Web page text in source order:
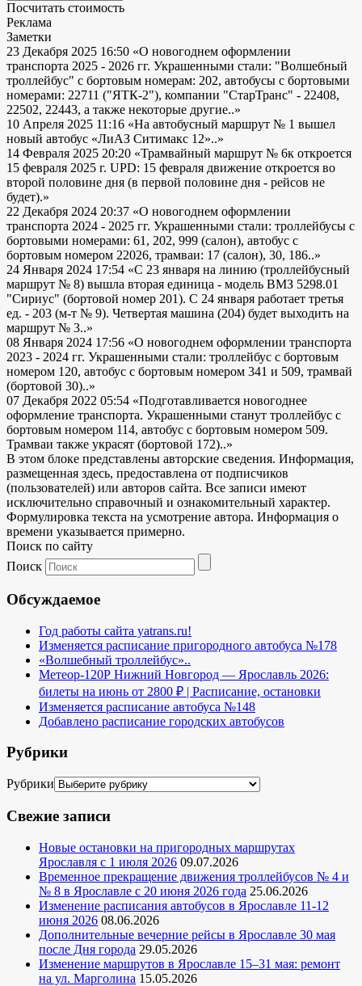
Посчитать стоимость
Реклама
Заметки
23 Декабря 2025 16:50 «О новогоднем оформлении
транспорта 2025 - 2026 гг. Украшенными стали: "Волшебный
троллейбус" с бортовым номерам: 202, автобусы с бортовыми
номерами: 22711 ("ЯТК-2"), компании "СтарТранс" - 22408,
22502, 22443, а также некоторые другие..»
10 Апреля 2025 11:16 «На автобусный маршрут № 1 вышел
новый автобус «ЛиАЗ Ситимакс 12»..»
14 Февраля 2025 20:20 «Трамвайный маршрут № 6к откроется
15 февраля 2025 г. UPD: 15 февраля движение откроется во
второй половине дня (в первой половине дня - рейсов не
будет).»
22 Декабря 2024 20:37 «О новогоднем оформлении
транспорта 2024 - 2025 гг. Украшенными стали: троллейбусы с
бортовыми номерами: 61, 202, 999 (салон), автобус с
бортовым номером 22026, трамваи: 17 (салон), 30, 186..»
24 Января 2024 17:54 «С 23 января на линию (троллейбусный
маршрут № 8) вышла вторая единица - модель ВМЗ 5298.01
"Сириус" (бортовой номер 201). С 24 января работает третья
ед. - 203 (м-т № 9). Четвертая машина (204) будет выходить на
маршрут № 3..»
08 Января 2024 17:56 «О новогоднем оформлении транспорта
2023 - 2024 гг. Украшенными стали: троллейбус с бортовым
номером 120, автобус с бортовым номером 341 и 509, трамвай
(бортовой 30)..»
07 Декабря 2022 05:54 «Подготавливается новогоднее
оформление транспорта. Украшенными станут троллейбус с
бортовым номером 114, автобус с бортовым номером 509.
Трамваи также украсят (бортовой 172)..»
В этом блоке представлены авторские сведения. Информация,
размещенная здесь, предоставлена от подписчиков
(пользователей) или авторов сайта. Все записи имеют
исключительно справочный и ознакомительный характер.
Формулировка текста на усмотрение автора. Информация о
времени указывается примерно.
Поиск по сайту
Поиск
Обсуждаемое
Год работы сайта yatrans.ru!
Изменяется расписание пригородного автобуса №178
«Волшебный троллейбус»..
Метеор-120Р Нижний Новгород — Ярославль 2026:
билеты на июнь от 2800 ₽ | Расписание, остановки
Изменяется расписание автобуса №148
Добавлено расписание городских автобусов
Рубрики
Рубрики
Свежие записи
Новые остановки на пригородных маршрутах
Ярославля с 1 июля 2026 09.07.2026
Временное прекращение движения троллейбусов № 4 и
№ 8 в Ярославле с 20 июня 2026 года 25.06.2026
Изменение расписания автобусов в Ярославле 11-12
июня 2026 08.06.2026
Дополнительные вечерние рейсы в Ярославле 30 мая
после Дня города 29.05.2026
Изменение маршрутов в Ярославле 15–31 мая: ремонт
на ул. Марголина 15.05.2026